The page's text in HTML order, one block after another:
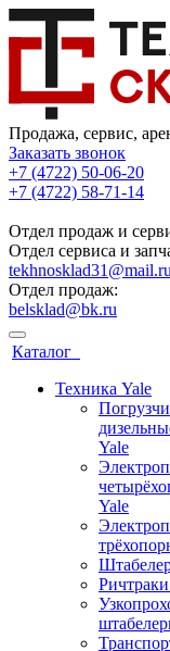
Продажа, сервис,
Заказать звонок
+7 (4722) 50-06-20
+7 (4722) 58-71-14
Отдел продаж и
Отдел сервиса и
tekhnosklad31@mail.ru
Отдел продаж:
belsklad@bk.ru
Каталог
Техника Yale
Yale
Yale